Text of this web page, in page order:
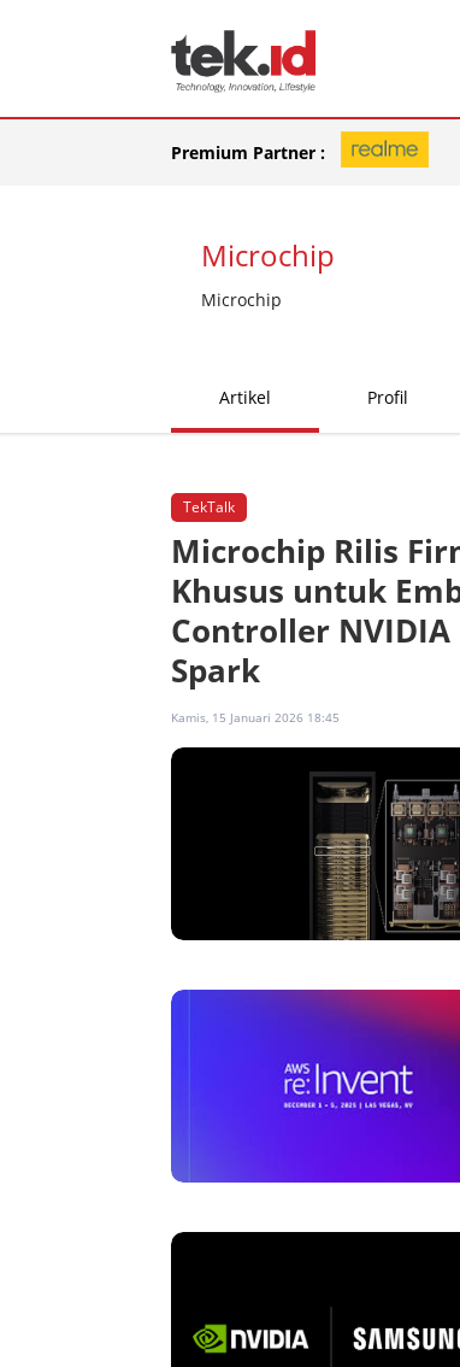
Premium Partner :
Microchip
Microchip
Artikel Profil
TekTalk
Microchip Rilis
Khusus untuk
Controller NVIDIA
Spark
Kamis, 15 Januari 2026 18:45